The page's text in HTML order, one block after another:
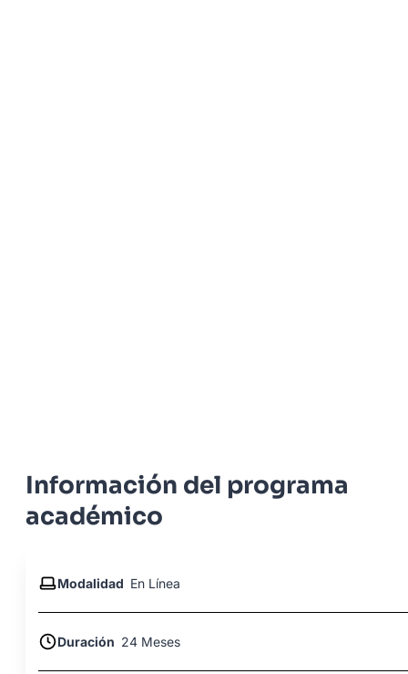
Información del programa
académico
Modalidad En Línea
Duración 24 Meses